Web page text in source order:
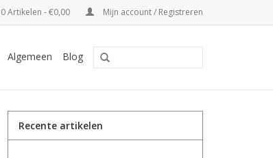
0 Artikelen - €0,00 Mijn account / Registreren
Algemeen Blog
Recente artikelen